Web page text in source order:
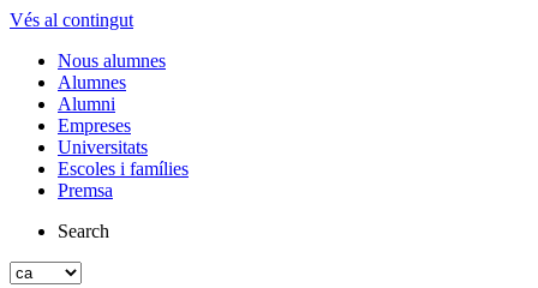
Vés al contingut
Nous alumnes
Alumnes
Alumni
Empreses
Universitats
Escoles i famílies
Premsa
Search